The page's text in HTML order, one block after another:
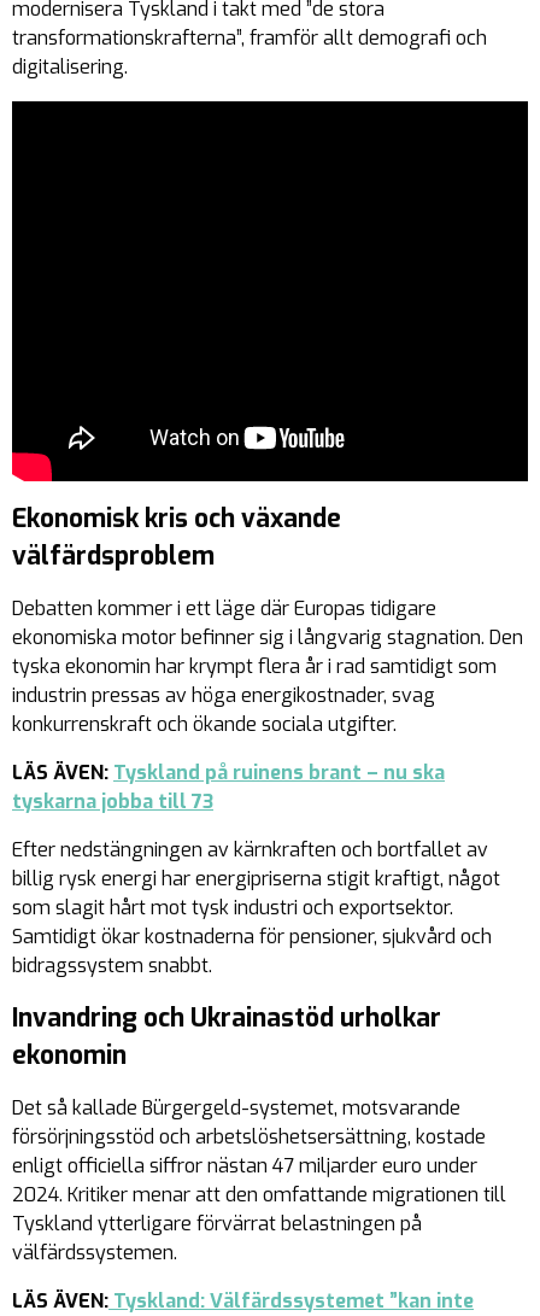
modernisera Tyskland i takt med ”de stora
transformationskrafterna”, framför allt demografi och
digitalisering.
Ekonomisk kris och växande
välfärdsproblem
Debatten kommer i ett läge där Europas tidigare
ekonomiska motor befinner sig i långvarig stagnation. Den
tyska ekonomin har krympt flera år i rad samtidigt som
industrin pressas av höga energikostnader, svag
konkurrenskraft och ökande sociala utgifter.
LÄS ÄVEN: Tyskland på ruinens brant – nu ska
tyskarna jobba till 73
Efter nedstängningen av kärnkraften och bortfallet av
billig rysk energi har energipriserna stigit kraftigt, något
som slagit hårt mot tysk industri och exportsektor.
Samtidigt ökar kostnaderna för pensioner, sjukvård och
bidragssystem snabbt.
Invandring och Ukrainastöd urholkar
ekonomin
Det så kallade Bürgergeld-systemet, motsvarande
försörjningsstöd och arbetslöshetsersättning, kostade
enligt officiella siffror nästan 47 miljarder euro under
2024. Kritiker menar att den omfattande migrationen till
Tyskland ytterligare förvärrat belastningen på
välfärdssystemen.
LÄS ÄVEN: Tyskland: Välfärdssystemet ”kan inte